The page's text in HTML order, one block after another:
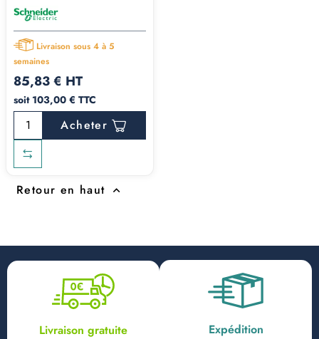
Livraison sous 4 à 5
semaines
85,83 € HT
soit 103,00 € TTC
Acheter
Retour en haut 
Livraison gratuite
Expédition